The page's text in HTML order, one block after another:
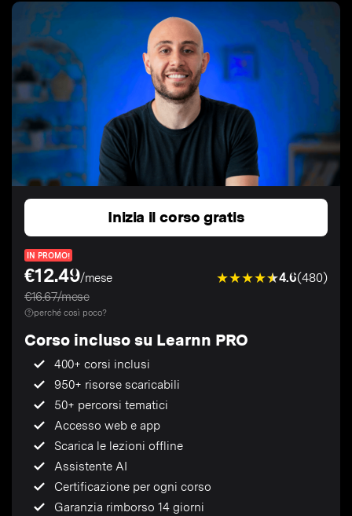
Inizia il corso gratis
IN PROMO!
€12.49/mese
€16.67/mese
4.6(480)
perché così poco?
Corso incluso su Learnn PRO
400+ corsi inclusi
950+ risorse scaricabili
50+ percorsi tematici
Accesso web e app
Scarica le lezioni offline
Assistente AI
Certificazione per ogni corso
Garanzia rimborso 14 giorni